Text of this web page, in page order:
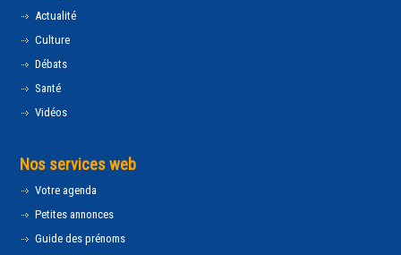
Actualité
Culture
Débats
Santé
Vidéos
Nos services web
Votre agenda
Petites annonces
Guide des prénoms